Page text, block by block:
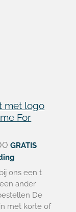
met logo
For
GRATIS
ons een t
ander
De
met korte of